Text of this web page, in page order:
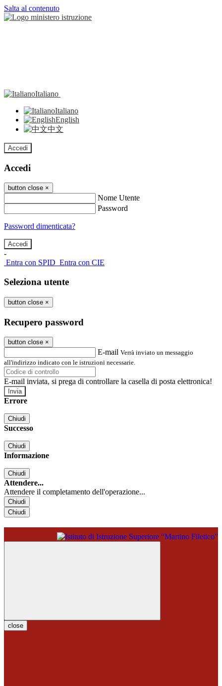
Salta al contenuto
Italiano
Italiano
English
中文
Accedi
Accedi
button close ×
Nome Utente
Password
Password dimenticata?
-
Entra con SPID Entra con CIE
Seleziona utente
button close ×
Recupero password
button close ×
E-mail Verrà inviato un messaggio
all'indirizzo indicato con le istruzioni necessarie.
E-mail inviata, si prega di controllare la casella di posta elettronica!
Errore
Chiudi
Successo
Chiudi
Informazione
Chiudi
Attendere...
Attendere il completamento dell'operazione...
Chiudi
Chiudi
close